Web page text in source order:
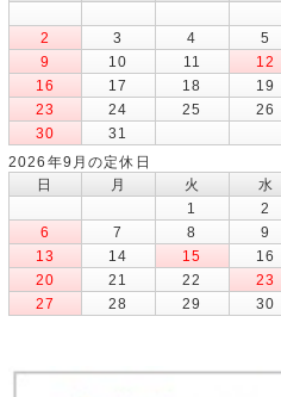
2
3 4 5
9
10 11 12
16
17 18 19
23
24 25 26
30
31
2026年9月の定休日
日
月 火 水
1
2
6
7 8 9
13
14 15 16
20
21 22 23
27
28 29
30